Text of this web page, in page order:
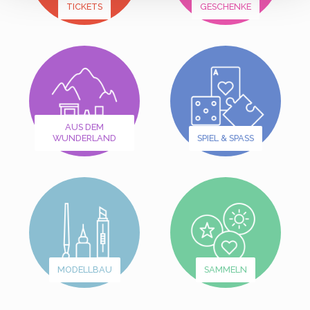
TICKETS GESCHENKE
AUS DEM
WUNDERLAND
SPIEL & SPASS
MODELLBAU SAMMELN